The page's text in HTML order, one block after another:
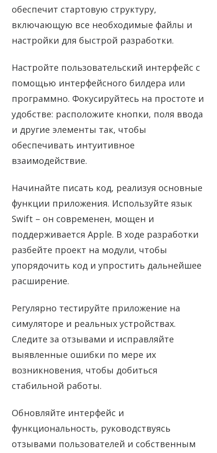
обеспечит стартовую структуру,
включающую все необходимые файлы и
настройки для быстрой разработки.
Настройте пользовательский интерфейс с
помощью интерфейсного билдера или
программно. Фокусируйтесь на простоте и
удобстве: расположите кнопки, поля ввода
и другие элементы так, чтобы
обеспечивать интуитивное
взаимодействие.
Начинайте писать код, реализуя основные
функции приложения. Используйте язык
Swift – он современен, мощен и
поддерживается Apple. В ходе разработки
разбейте проект на модули, чтобы
упорядочить код и упростить дальнейшее
расширение.
Регулярно тестируйте приложение на
симуляторе и реальных устройствах.
Следите за отзывами и исправляйте
выявленные ошибки по мере их
возникновения, чтобы добиться
стабильной работы.
Обновляйте интерфейс и
функциональность, руководствуясь
отзывами пользователей и собственным